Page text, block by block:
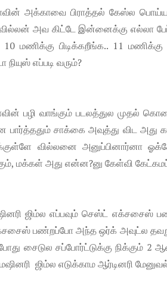
அக்காவை பிராத்தல் கேஸ்ல பொய்யா
அவ கிட்டே இன்னைக்கு எல்லா
மணிக்கு பிடிக்கறீங்க.. 11
எப்படி வரும்?
பழி வாங்கும் படலத்துல முதல்
பார்த்ததும் சாக்கை அவுத்து விட அது
வில்லனை அனுப்பினார்னா
மக்கள் அது என்ன?னு கேள்வி
ஜிம்ல எப்பவும் செஸ்ட் எக்சசைஸ்
பண்றப்போ அந்த ஒர்க் அவுட்ல
சைடுல சப்போர்ட்டுக்கு நிக்கும்
ஜிம்ல எடுக்காம ஆர்டினரி மேனுவல்